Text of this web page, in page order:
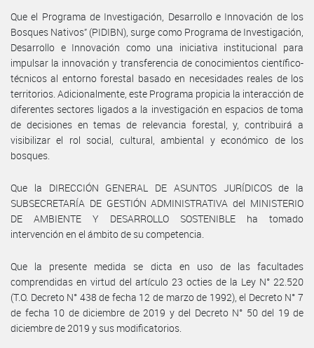
Que el Programa de Investigación, Desarrollo e Innovación de los
Bosques Nativos” (PIDIBN), surge como Programa de Investigación,
Desarrollo e Innovación como una iniciativa institucional para
impulsar la innovación y transferencia de conocimientos científico-
técnicos al entorno forestal basado en necesidades reales de los
territorios. Adicionalmente, este Programa propicia la interacción de
diferentes sectores ligados a la investigación en espacios de toma
de decisiones en temas de relevancia forestal, y, contribuirá a
visibilizar el rol social, cultural, ambiental y económico de los
bosques.
Que la DIRECCIÓN GENERAL DE ASUNTOS JURÍDICOS de la
SUBSECRETARÍA DE GESTIÓN ADMINISTRATIVA del MINISTERIO
DE AMBIENTE Y DESARROLLO SOSTENIBLE ha tomado
intervención en el ámbito de su competencia.
Que la presente medida se dicta en uso de las facultades
comprendidas en virtud del artículo 23 octies de la Ley N° 22.520
(T.O. Decreto N° 438 de fecha 12 de marzo de 1992), el Decreto N° 7
de fecha 10 de diciembre de 2019 y del Decreto N° 50 del 19 de
diciembre de 2019 y sus modificatorios.